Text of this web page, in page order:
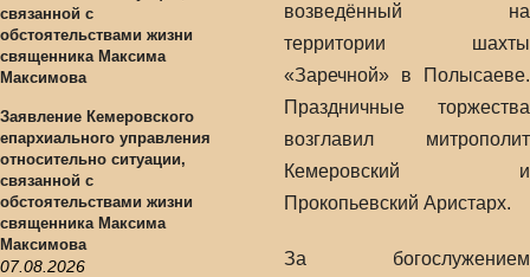
Заявление Кемеровского
епархиального управления
относительно ситуации,
связанной с
обстоятельствами жизни
священника Максима
Максимова
07.08.2026
возведённый на
территории шахты
«Заречной» в Полысаеве.
Праздничные торжества
возглавил митрополит
Кемеровский и
Прокопьевский Аристарх.
За богослужением